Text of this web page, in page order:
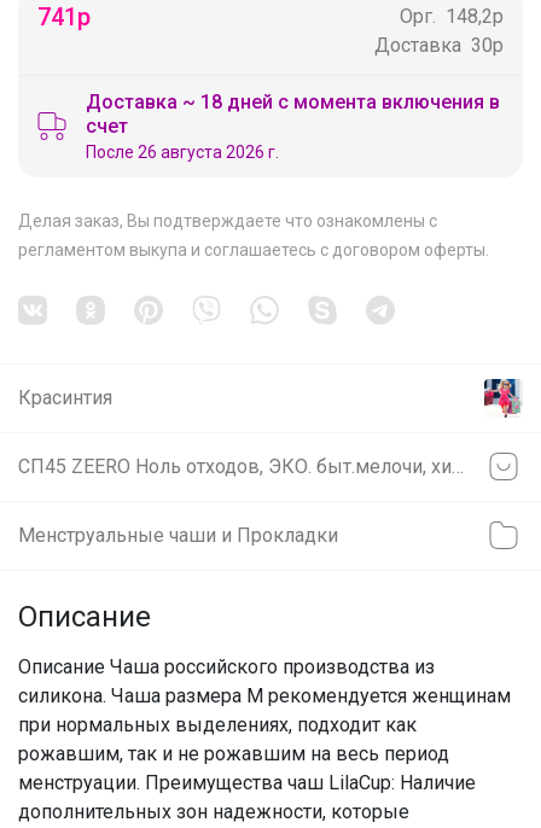
741р Орг.
148,2р
Доставка 30р
Доставка ~ 18 дней с момента включения в
счет
После 26 августа 2026 г.
Делая заказ, Вы подтверждаете что ознакомлены с
регламентом выкупа и соглашаетесь с договором оферты
Красинтия
Менструальные чаши и Прокладки
Описание
Описание Чаша российского производства из
силикона. Чаша размера М рекомендуется женщинам
при нормальных выделениях, подходит как
рожавшим, так и не рожавшим на весь период
менструации. Преимущества чаш LilaCup: Наличие
дополнительных зон надежности, которые